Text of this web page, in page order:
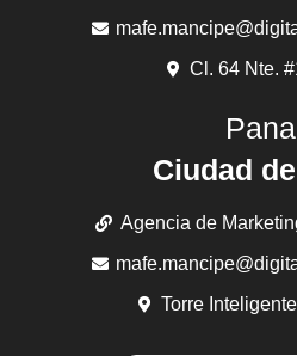
Cl. 64 Nte.
Ciudad
Agencia de
Torre